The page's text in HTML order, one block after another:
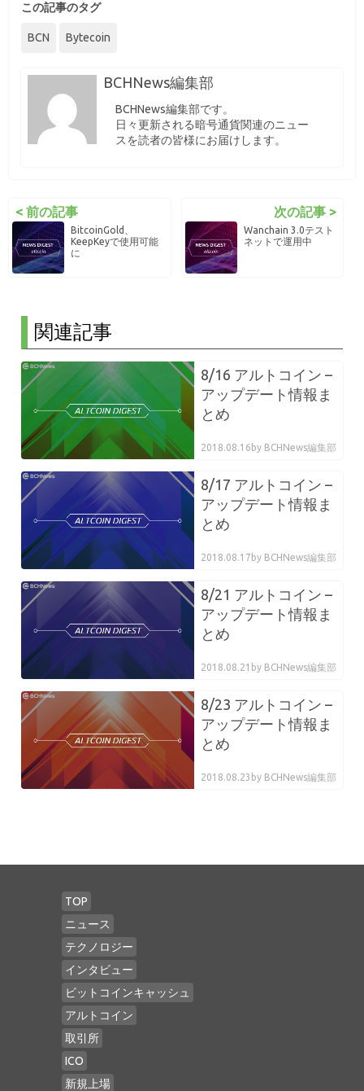
この記事のタグ
BCN Bytecoin
BCHNews編集部
BCHNews編集部です。
日々更新される暗号通貨関連のニュー
スを読者の皆様にお届けします。
< 前の記事
BitcoinGold、
KeepKeyで使用可能
に
次の記事 >
Wanchain 3.0テスト
ネットで運用中
関連記事
8/16 アルトコイン –
アップデート情報ま
とめ
2018.08.16 by BCHNews編集部
8/17 アルトコイン –
アップデート情報ま
とめ
2018.08.17 by BCHNews編集部
8/21 アルトコイン –
アップデート情報ま
とめ
2018.08.21 by BCHNews編集部
8/23 アルトコイン –
アップデート情報ま
とめ
2018.08.23 by BCHNews編集部
TOP
ニュース
テクノロジー
インタビュー
ビットコインキャッシュ
アルトコイン
取引所
ICO
新規上場